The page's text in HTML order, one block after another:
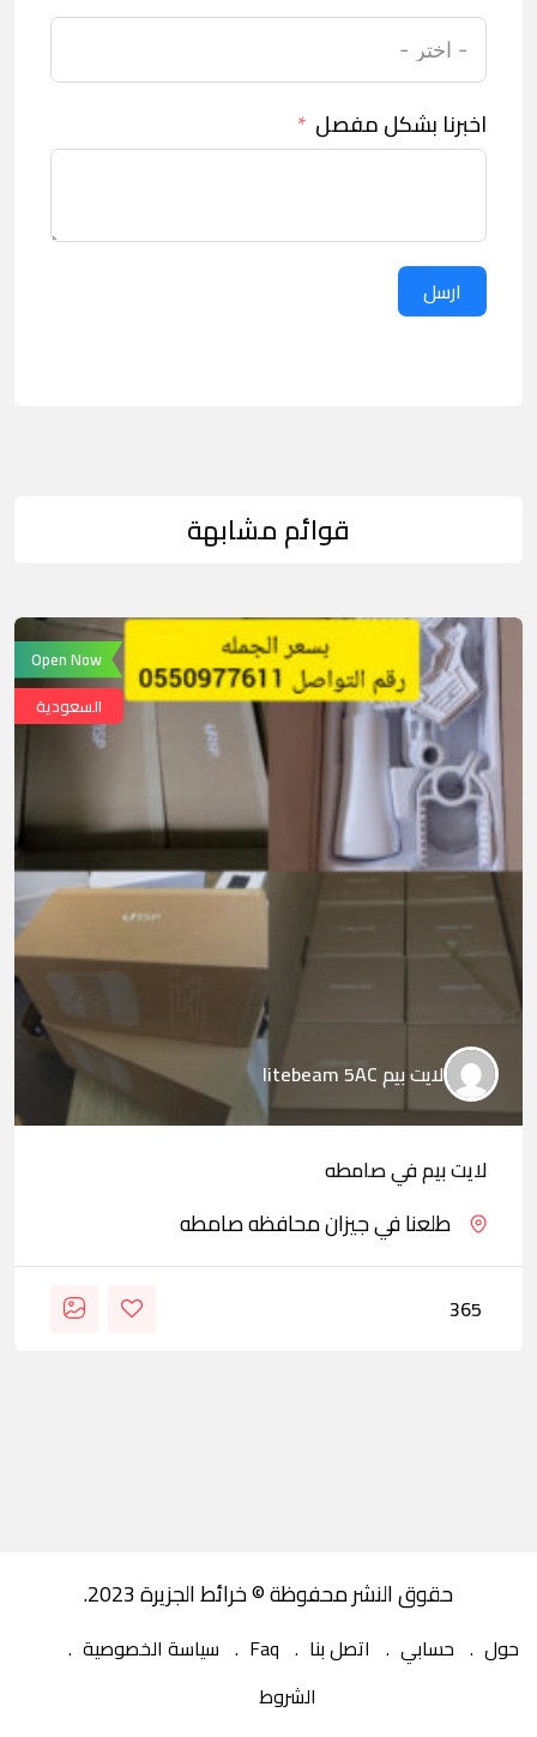
اخبرنا بشكل مفصل
ارسل
قوائم مشابهة
Open Now
السعودية
لايت بيم litebeam 5AC
لايت بيم في صامطه
طلعنا في جيزان محافظه صامطه
365
حقوق النشر محفوظة © خرائط الجزيرة 2023.
حول حسابي اتصل بنا Faq
سياسة الخصوصية
الشروط